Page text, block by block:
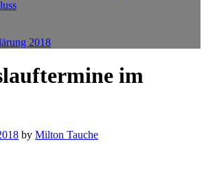
2018
im
by Milton Tauche